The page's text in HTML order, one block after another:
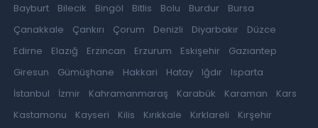
Bayburt
Bilecik Bingöl Bitlis Bolu Burdur
Bursa
Çanakkale
Çankırı Çorum Denizli Diyarbakır
Düzce
Edirne
Elazığ Erzincan Erzurum Eskişehir
Gaziantep
Giresun
Gümüşhane Hakkari Hatay Iğdır
Isparta
İstanbul
İzmir Kahramanmaraş Karabük Karaman
Kars
Kastamonu
Kayseri Kilis Kırıkkale Kırklareli
Kırşehir